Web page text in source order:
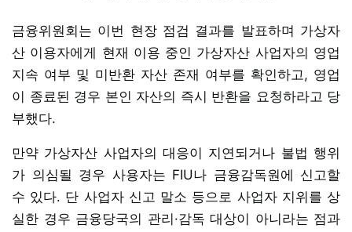
금융위원회는 이번 현장 점검 결과를 발표하며 가상자
산 이용자에게 현재 이용 중인 가상자산 사업자의 영업
지속 여부 및 미반환 자산 존재 여부를 확인하고, 영업
이 종료된 경우 본인 자산의 즉시 반환을 요청하라고 당
부했다.
만약 가상자산 사업자의 대응이 지연되거나 불법 행위
가 의심될 경우 사용자는 FIU나 금융감독원에 신고할
수 있다. 단 사업자 신고 말소 등으로 사업자 지위를 상
실한 경우 금융당국의 관리·감독 대상이 아니라는 점과